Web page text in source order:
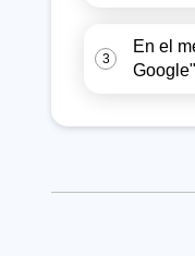
3
En el